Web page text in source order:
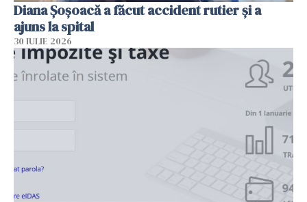
Diana Șoșoacă a făcut accident rutier și a
ajuns la spital
30 IULIE 2026